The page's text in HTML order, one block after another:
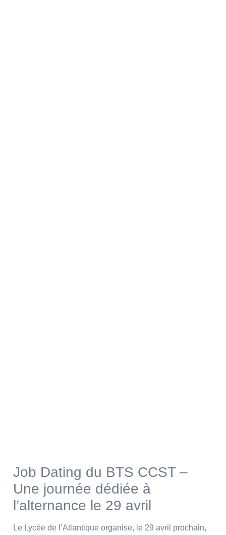
Job Dating du BTS CCST –
Une journée dédiée à
l’alternance le 29 avril
Le Lycée de l’Atlantique organise, le 29 avril prochain,